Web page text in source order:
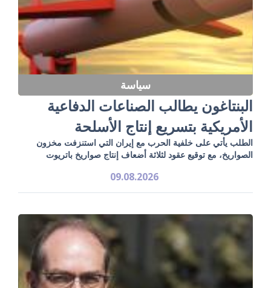
سياسة
البنتاغون يطالب الصناعات الدفاعية
الأمريكية بتسريع إنتاج الأسلحة
الطلب يأتي على خلفية الحرب مع إيران التي استنزفت مخزون
الصواريخ، مع توقيع عقود لثلاثة أضعاف إنتاج صواريخ باتريوت
09.08.2026